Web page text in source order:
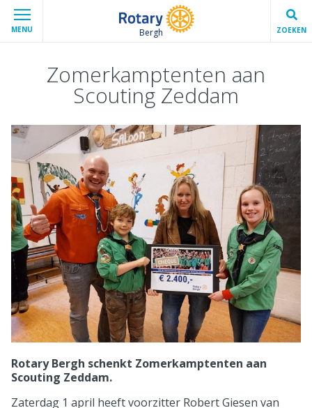
MENU Bergh ZOEKEN
Zomerkamptenten aan
Scouting Zeddam
Rotary Bergh schenkt Zomerkamptenten aan
Scouting Zeddam.
Zaterdag 1 april heeft voorzitter Robert Giesen van